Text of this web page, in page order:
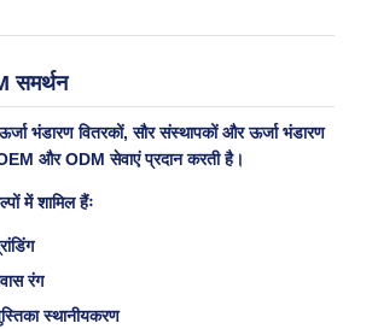
समर्थन
भंडारण वितरकों, सौर संस्थापकों और ऊर्जा भंडारण
और ODM सेवाएं प्रदान करती है।
में शामिल हैंः
रंग
स्थानीयकरण